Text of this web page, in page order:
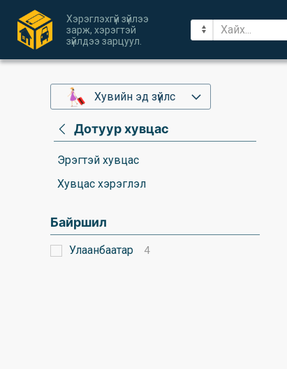
Хэрэглэхгүй зүйлээ
зарж, хэрэгтэй
зүйлдээ зарцуул.
Хувийн эд зүйлс
Дотуур хувцас
Эрэгтэй хувцас
Хувцас хэрэглэл
Байршил
Улаанбаатар 4